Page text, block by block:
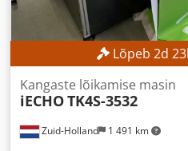
Lõpeb 2d 23
Zuid-Holland 1 491 km
Kangaste lõikamise masin
iECHOTK4S-3532